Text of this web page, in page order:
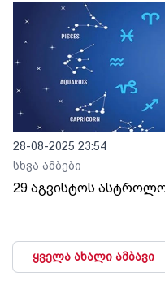
28-08-2025 23:54
სხვა ამბები
29 აგვისტოს
ყველა ახალი ამბავი